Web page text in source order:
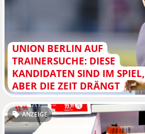
UNION BERLIN AUF
TRAINERSUCHE: DIESE
KANDIDATEN SIND IM SPIEL,
ABER DIE ZEIT DRÄNGT
ANZEIGE